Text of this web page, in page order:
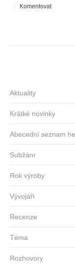
Komentovat
Aktuality
Krátké novinky
Abecední seznam
Subžánr
Rok výroby
Vývojáři
Recenze
Téma
Rozhovory